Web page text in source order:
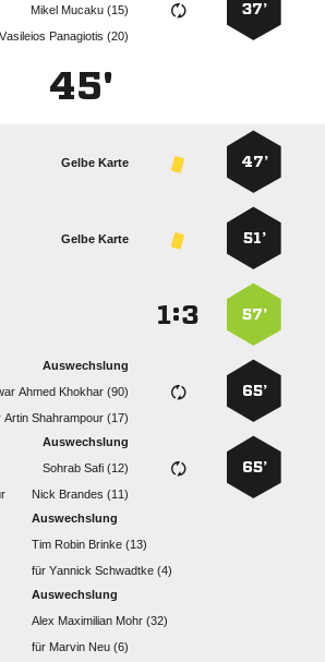
37’
  
  
45'
47’
Gelbe Karte
51’
Gelbe Karte
57’
:
65’
Auswechslung
  
  
65’
Auswechslung
  
  
Auswechslung
   
für  
Auswechslung
   
für   